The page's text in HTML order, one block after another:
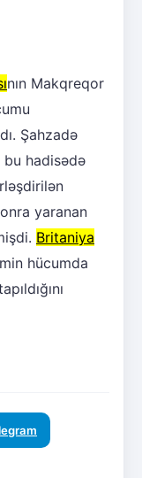
nın Makqreqor
Şahzadə
hadisədə
yaranan
Britaniya
hücumda